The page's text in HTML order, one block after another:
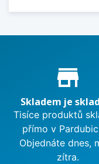
Proč store_mall_directory
Skladem je
Tisíce produktů
přímo v
Objednáte dnes,
zítra.